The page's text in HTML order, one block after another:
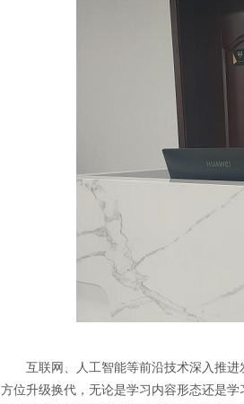
互联网、人工智能等前沿技术深入推
方位升级换代，无论是学习内容形态还是